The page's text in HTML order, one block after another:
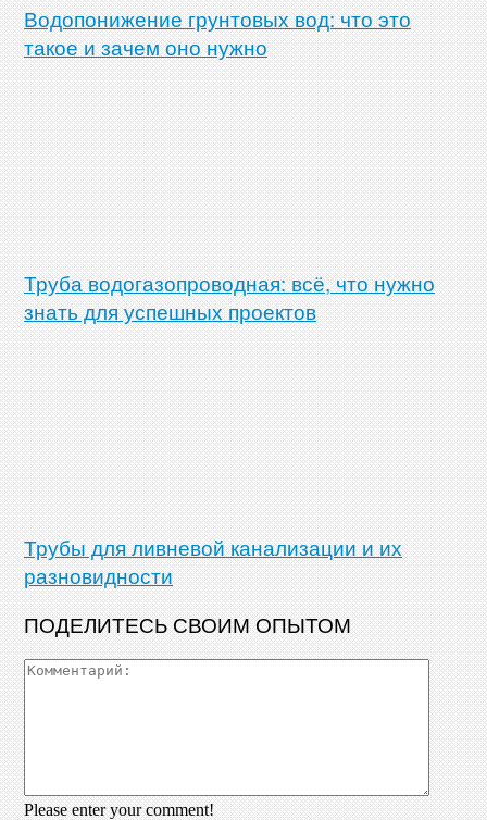
Водопонижение грунтовых вод: что это
такое и зачем оно нужно
Труба водогазопроводная: всё, что нужно
знать для успешных проектов
Трубы для ливневой канализации и их
разновидности
ПОДЕЛИТЕСЬ СВОИМ ОПЫТОМ
Please enter your comment!